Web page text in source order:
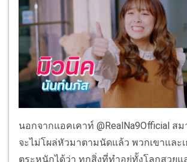
นอกจากแอคเคาท์ @RealNa9Official ส
จะไม่โผล่หัวมาตามนัดแล้ว พวกเขาและเ
ตระหนักได้ว่า ทุกสิ่งที่ทำอยู่ทั้งโลกสวยแ